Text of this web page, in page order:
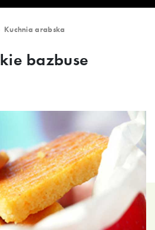
Kuchnia arabska
bazbuse